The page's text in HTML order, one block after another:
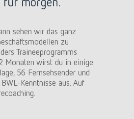
sehen wir das ganz
zu
Traineeprogramms
Monaten wirst du in einige
56 Fernsehsender und
Kenntnisse aus. Auf